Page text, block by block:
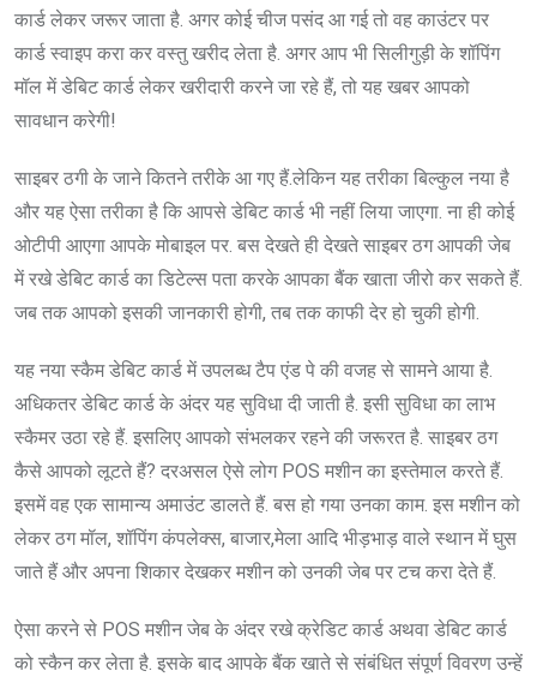
कार्ड लेकर जरूर जाता है. अगर कोई चीज पसंद आ गई तो वह काउंटर पर
कार्ड स्वाइप करा कर वस्तु खरीद लेता है. अगर आप भी सिलीगुड़ी के शॉपिंग
मॉल में डेबिट कार्ड लेकर खरीदारी करने जा रहे हैं, तो यह खबर आपको
सावधान करेगी!
साइबर ठगी के जाने कितने तरीके आ गए हैं.लेकिन यह तरीका बिल्कुल नया है
और यह ऐसा तरीका है कि आपसे डेबिट कार्ड भी नहीं लिया जाएगा. ना ही कोई
ओटीपी आएगा आपके मोबाइल पर. बस देखते ही देखते साइबर ठग आपकी जेब
में रखे डेबिट कार्ड का डिटेल्स पता करके आपका बैंक खाता जीरो कर सकते हैं.
जब तक आपको इसकी जानकारी होगी, तब तक काफी देर हो चुकी होगी.
यह नया स्कैम डेबिट कार्ड में उपलब्ध टैप एंड पे की वजह से सामने आया है.
अधिकतर डेबिट कार्ड के अंदर यह सुविधा दी जाती है. इसी सुविधा का लाभ
स्कैमर उठा रहे हैं. इसलिए आपको संभलकर रहने की जरूरत है. साइबर ठग
कैसे आपको लूटते हैं? दरअसल ऐसे लोग POS मशीन का इस्तेमाल करते हैं.
इसमें वह एक सामान्य अमाउंट डालते हैं. बस हो गया उनका काम. इस मशीन को
लेकर ठग मॉल, शॉपिंग कंपलेक्स, बाजार,मेला आदि भीड़भाड़ वाले स्थान में घुस
जाते हैं और अपना शिकार देखकर मशीन को उनकी जेब पर टच करा देते हैं.
ऐसा करने से POS मशीन जेब के अंदर रखे क्रेडिट कार्ड अथवा डेबिट कार्ड
को स्कैन कर लेता है. इसके बाद आपके बैंक खाते से संबंधित संपूर्ण विवरण उन्हें